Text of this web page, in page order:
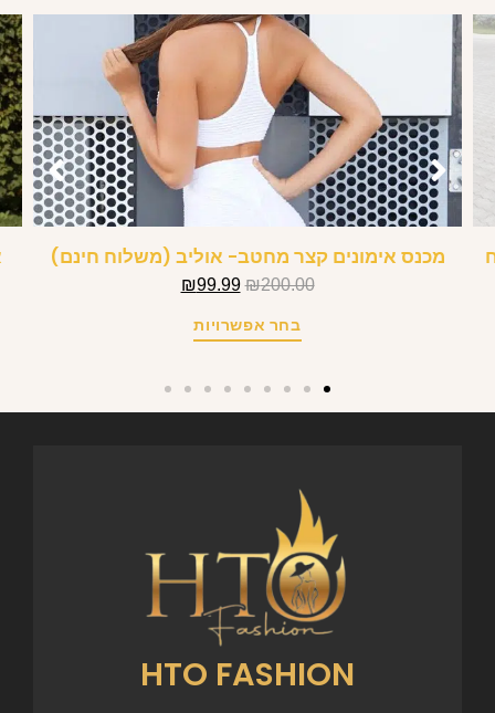
מכנס אימונים קצר מחטב- אוליב (משלוח חינם)
₪200.00
₪99.99
בחר אפשרויות
HTO FASHION